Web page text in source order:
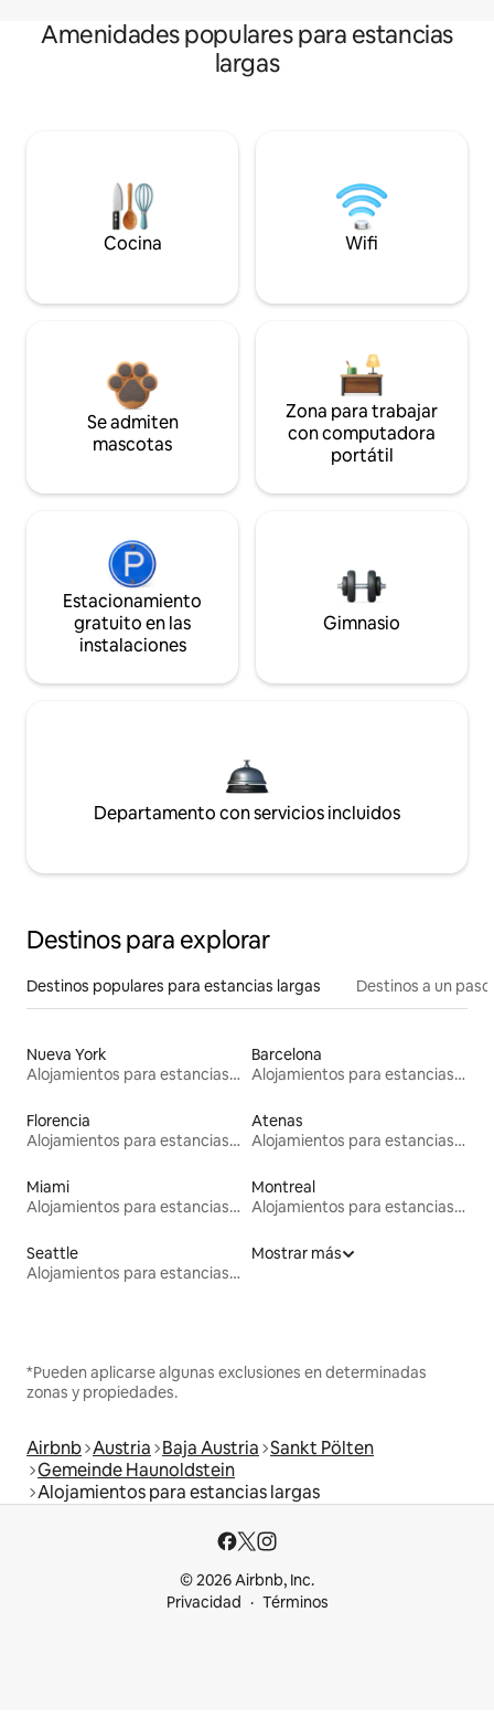
Amenidades populares para estancias
largas
Cocina Wifi
Se admiten
mascotas
Zona para trabajar
con computadora
portátil
Estacionamiento
gratuito en las
instalaciones
Gimnasio
Departamento con servicios incluidos
Destinos para explorar
Destinos populares para estancias largas Destinos a un
Nueva York
Alojamientos para estancias largas
Barcelona
Alojamientos para estancias largas
Florencia
Alojamientos para estancias largas
Atenas
Alojamientos para estancias largas
Miami
Alojamientos para estancias largas
Montreal
Alojamientos para estancias largas
Seattle
Alojamientos para estancias largas
Mostrar más
*Pueden aplicarse algunas exclusiones en determinadas
zonas y propiedades.
Airbnb Austria Baja Austria Sankt Pölten
Gemeinde Haunoldstein
Alojamientos para estancias largas
© 2026 Airbnb, Inc.
Privacidad
Términos